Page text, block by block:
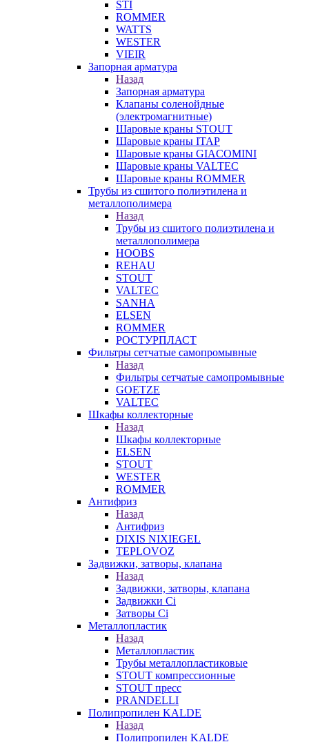
STI
ROMMER
WATTS
WESTER
VIEIR
Запорная арматура
Назад
Запорная арматура
Клапаны соленойдные
(электромагнитные)
Шаровые краны STOUT
Шаровые краны ITAP
Шаровые краны GIACOMINI
Шаровые краны VALTEC
Шаровые краны ROMMER
Трубы из сшитого полиэтилена и
металлополимера
Назад
Трубы из сшитого полиэтилена и
металлополимера
HOOBS
REHAU
STOUT
VALTEC
SANHA
ELSEN
ROMMER
РОСТУРПЛАСТ
Фильтры сетчатые самопромывные
Назад
Фильтры сетчатые самопромывные
GOETZE
VALTEC
Шкафы коллекторные
Назад
Шкафы коллекторные
ELSEN
STOUT
WESTER
ROMMER
Антифриз
Назад
Антифриз
DIXIS NIXIEGEL
TEPLOVOZ
Задвижки, затворы, клапана
Назад
Задвижки, затворы, клапана
Задвижки Ci
Затворы Ci
Металлопластик
Назад
Металлопластик
Трубы металлопластиковые
STOUT компрессионные
STOUT пресс
PRANDELLI
Полипропилен KALDE
Назад
Полипропилен KALDE